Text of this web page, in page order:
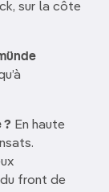
sur la côte
? En haute
front de